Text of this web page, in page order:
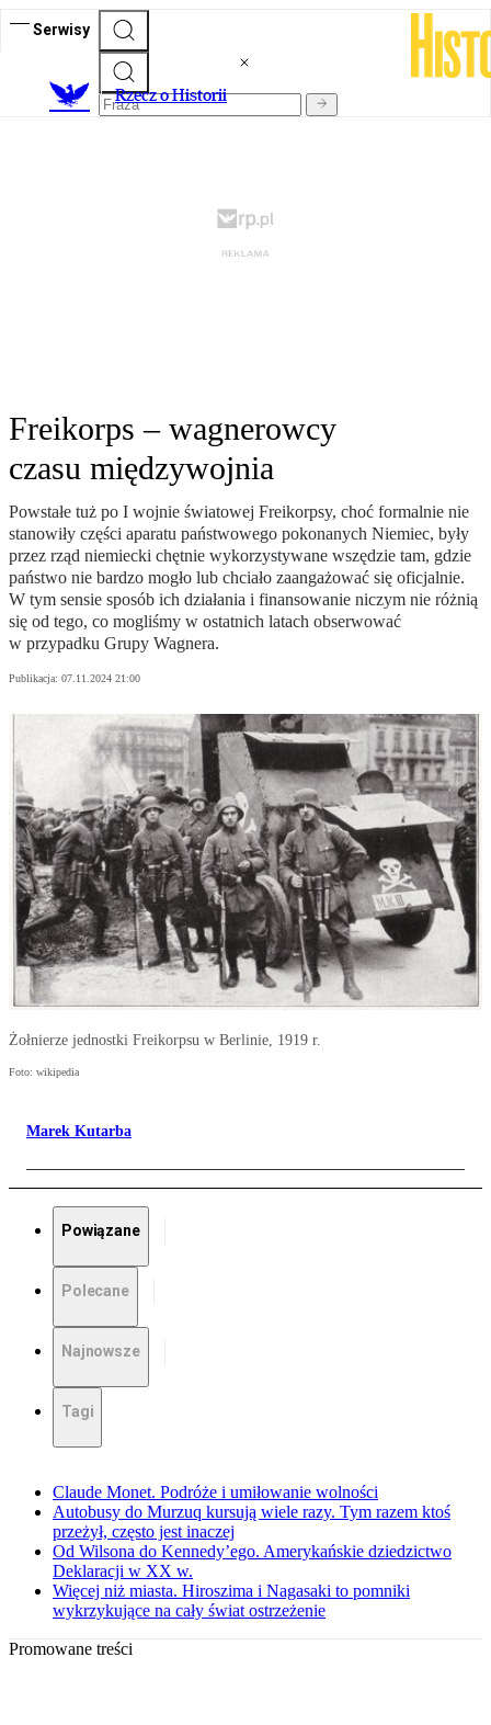
Serwisy
Rzecz o Historii
Freikorps – wagnerowcy
czasu międzywojnia
Powstałe tuż po I wojnie światowej Freikorpsy, choć formalnie nie
stanowiły części aparatu państwowego pokonanych Niemiec, były
przez rząd niemiecki chętnie wykorzystywane wszędzie tam, gdzie
państwo nie bardzo mogło lub chciało zaangażować się oficjalnie.
W tym sensie sposób ich działania i finansowanie niczym nie różnią
się od tego, co mogliśmy w ostatnich latach obserwować
w przypadku Grupy Wagnera.
Publikacja: 07.11.2024 21:00
Żołnierze jednostki Freikorpsu w Berlinie, 1919 r.
Foto: wikipedia
Marek Kutarba
Powiązane
Polecane
Najnowsze
Tagi
Claude Monet. Podróże i umiłowanie wolności
Autobusy do Murzuq kursują wiele razy. Tym razem ktoś
przeżył, często jest inaczej
Od Wilsona do Kennedy’ego. Amerykańskie dziedzictwo
Deklaracji w XX w.
Więcej niż miasta. Hiroszima i Nagasaki to pomniki
wykrzykujące na cały świat ostrzeżenie
Promowane treści